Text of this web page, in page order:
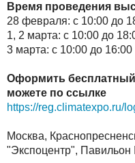
Время проведения
28 февраля: с 10:00 до
1, 2 марта: с 10:00 до
3 марта: с 10:00 до 16:00
Оформить
можете по ссылке
https://reg.climatexpo.ru/
Москва,
"Экспоцентр",